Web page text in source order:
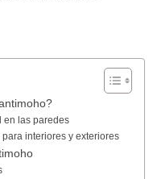
en las paredes
interiores y exteriores